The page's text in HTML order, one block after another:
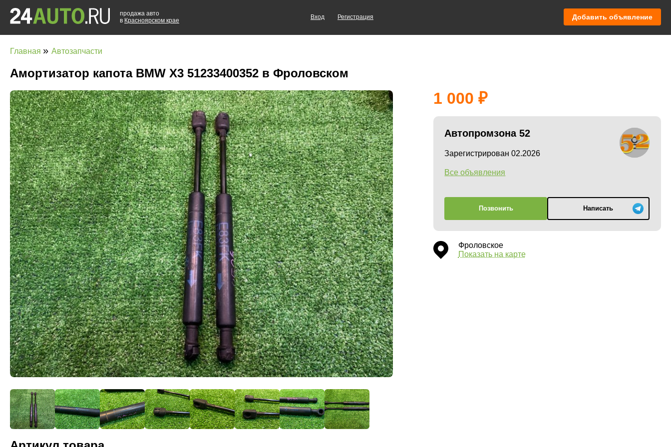
продажа авто
в Красноярском крае
Вход Регистрация Добавить объявление
Главная » Автозапчасти
Амортизатор капота BMW X3 51233400352 в Фроловском
1 000
Автопромзона 52
Зарегистрирован 02.2026
Все объявления
Позвонить Написать
Фроловское
Показать на карте